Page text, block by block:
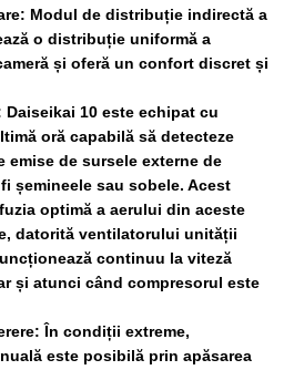
Modul de distribuție indirectă a
o distribuție uniformă a
și oferă un confort discret și
Daiseikai 10 este echipat cu
oră capabilă să detecteze
emise de sursele externe de
șemineele sau sobele. Acest
optimă a aerului din aceste
datorită ventilatorului unității
continuu la viteză
și atunci când compresorul este
În condiții extreme,
este posibilă prin apăsarea